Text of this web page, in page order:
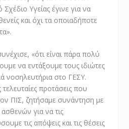
Σχέδιο Υγείας έγινε για να
και όχι τα οποιαδήποτε
«ότι είναι πάρα πολύ
να εντάξουμε τους ιδιώτες
νοσηλευτήρια στο ΓΕΣΥ.
προτάσεις που
ΠΙΣ, ζητήσαμε συνάντηση με
για να τις
τις απόψεις και τις θέσεις